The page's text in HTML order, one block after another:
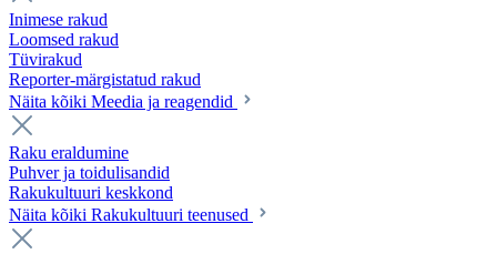
Inimese rakud
Loomsed rakud
Tüvirakud
Reporter-märgistatud rakud
Näita kõiki Meedia ja reagendid
Raku eraldumine
Puhver ja toidulisandid
Rakukultuuri keskkond
Näita kõiki Rakukultuuri teenused